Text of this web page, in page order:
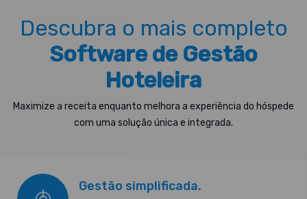
Descubra o mais completo
Software de Gestão
Hoteleira
Maximize a receita enquanto melhora a experiência do hóspede
com uma solução única e integrada.
Gestão simplificada.